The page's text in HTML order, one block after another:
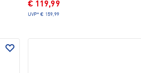
€ 119,99
UVP* € 159,99